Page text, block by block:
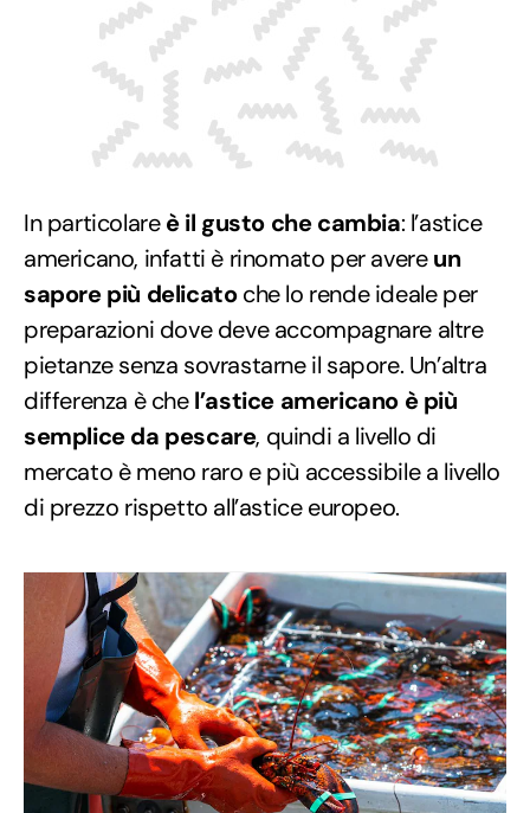
In particolareè il gusto che cambia: l’astice
americano, infatti è rinomato per avereun
sapore più delicatoche lo rende ideale per
preparazioni dove deve accompagnare altre
pietanze senza sovrastarne il sapore. Un’altra
differenza è chel’astice americano è più
semplice da pescare, quindi a livello di
mercato è meno raro e più accessibile a livello
di prezzo rispetto all’astice europeo.